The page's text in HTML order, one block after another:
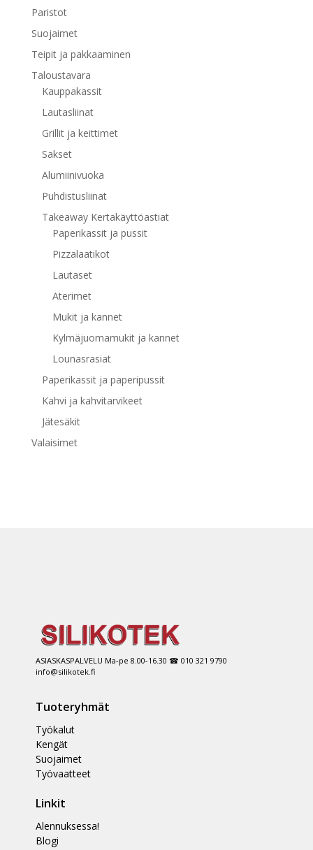
Paristot
Suojaimet
Teipit ja pakkaaminen
Taloustavara
Kauppakassit
Lautasliinat
Grillit ja keittimet
Sakset
Alumiinivuoka
Puhdistusliinat
Takeaway Kertakäyttöastiat
Paperikassit ja pussit
Pizzalaatikot
Lautaset
Aterimet
Mukit ja kannet
Kylmäjuomamukit ja kannet
Lounasrasiat
Paperikassit ja paperipussit
Kahvi ja kahvitarvikeet
Jätesäkit
Valaisimet
ASIASKASPALVELU Ma-pe 8.00-16.30 ☎ 010 321 9790
info@silikotek.fi
Tuoteryhmät
Työkalut
Kengät
Suojaimet
Työvaatteet
Linkit
Alennuksessa!
Blogi